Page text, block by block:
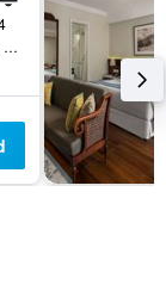
Jl. Danau Tamblingan No. 152, Denpasar, Indonesien